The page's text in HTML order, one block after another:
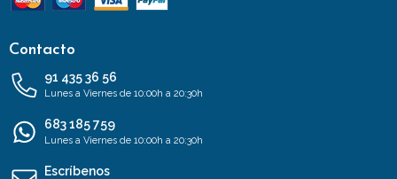
Contacto
91 435 36 56
Lunes a Viernes de 10:00h a 20:30h
683 185 759
Lunes a Viernes de 10:00h a 20:30h
Escríbenos